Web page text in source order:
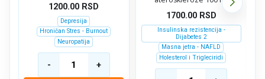
1200.00 RSD
Depresija
Hroničan Stres - Burnout
Neuropatija
1700.00RSD
Insulinska rezistencija -
Dijabetes 2
Masna jetra - NAFLD
Holesterol i Trigleciridi